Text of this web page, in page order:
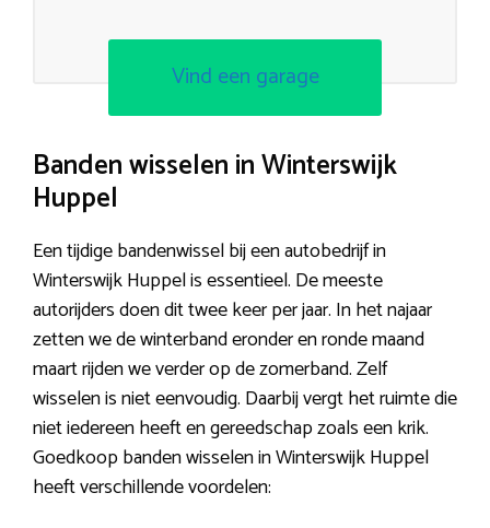
Vind een garage
Banden wisselen in Winterswijk
Huppel
Een tijdige bandenwissel bij een autobedrijf in
Winterswijk Huppel is essentieel. De meeste
autorijders doen dit twee keer per jaar. In het najaar
zetten we de winterband eronder en ronde maand
maart rijden we verder op de zomerband. Zelf
wisselen is niet eenvoudig. Daarbij vergt het ruimte die
niet iedereen heeft en gereedschap zoals een krik.
Goedkoop banden wisselen in Winterswijk Huppel
heeft verschillende voordelen: